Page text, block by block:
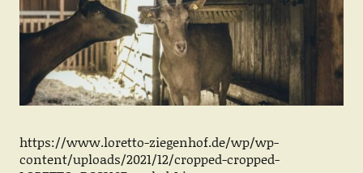
https://www.loretto-ziegenhof.de/wp/wp-
content/uploads/2021/12/cropped-cropped-